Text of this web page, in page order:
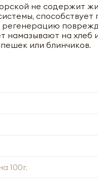
не содержит
регенерацию
намазывают на хлеб
или блинчиков.
100г.